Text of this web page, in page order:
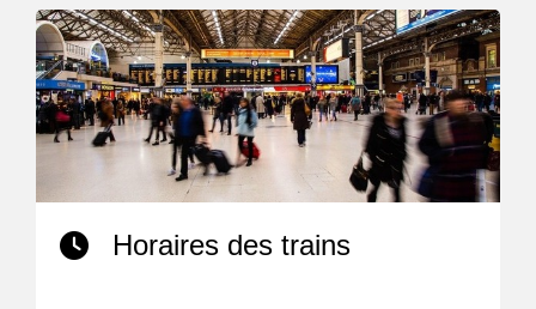
Horaires des trains